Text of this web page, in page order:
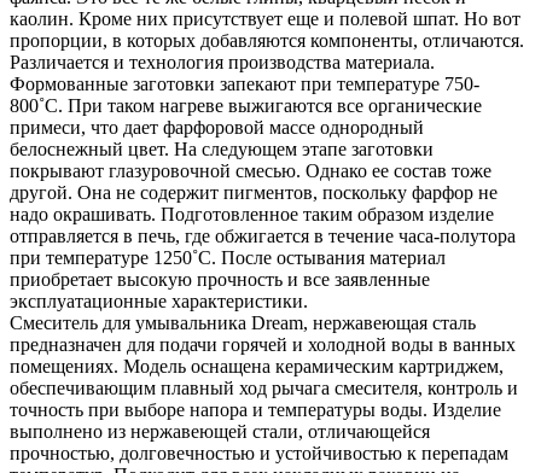
каолин. Кроме них присутствует еще и полевой шпат. Но вот
пропорции, в которых добавляются компоненты, отличаются.
Различается и технология производства материала.
Формованные заготовки запекают при температуре 750-
800˚С. При таком нагреве выжигаются все органические
примеси, что дает фарфоровой массе однородный
белоснежный цвет. На следующем этапе заготовки
покрывают глазуровочной смесью. Однако ее состав тоже
другой. Она не содержит пигментов, поскольку фарфор не
надо окрашивать. Подготовленное таким образом изделие
отправляется в печь, где обжигается в течение часа-полутора
при температуре 1250˚С. После остывания материал
приобретает высокую прочность и все заявленные
эксплуатационные характеристики.
Смеситель для умывальника Dream, нержавеющая сталь
предназначен для подачи горячей и холодной воды в ванных
помещениях. Модель оснащена керамическим картриджем,
обеспечивающим плавный ход рычага смесителя, контроль и
точность при выборе напора и температуры воды. Изделие
выполнено из нержавеющей стали, отличающейся
прочностью, долговечностью и устойчивостью к перепадам